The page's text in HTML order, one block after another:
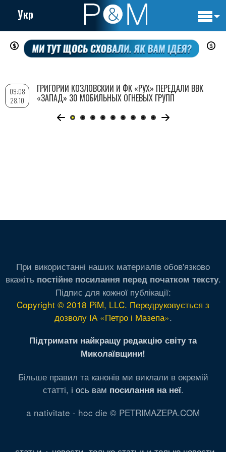
Перейти
содержанию
Укр
09:08
28.10
ГРИГОРИЙ КОЗЛОВСКИЙ И ФК «РУХ» ПЕРЕДАЛИ ВВК
«ЗАПАД» 30 МОБИЛЬНЫХ ОГНЕВЫХ ГРУПП
При використанні наших материалів обов'язково
вкажіть постійне посилання перед початком тексту.
Підпис для кожної публікації:
Copyright © 2018 PiM, LLC. Передруковується з
дозволу ІА «Петро і Мазепа».
Підтримати найкращу редакцію світу та
Миколаївщини!
Більше правил та канонів ми виклали в окремій
статті, і ось вам посилання на неї.
a nativitate - hoc die © PETRIMAZEPA.COM